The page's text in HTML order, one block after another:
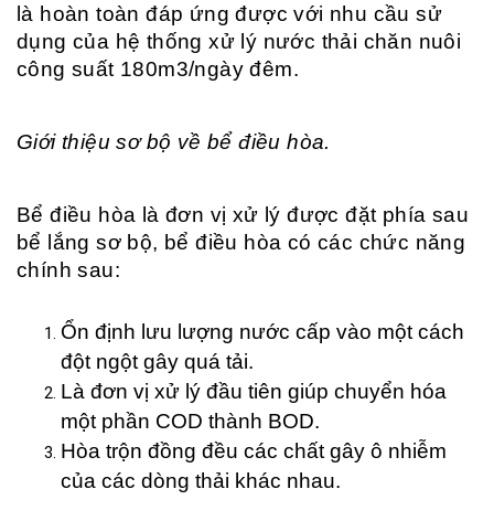
là hoàn toàn đáp ứng được với nhu cầu sử
dụng của hệ thống xử lý nước thải chăn nuôi
công suất 180m3/ngày đêm.
Giới thiệu sơ bộ về bể điều hòa.
Bể điều hòa là đơn vị xử lý được đặt phía sau
bể lắng sơ bộ, bể điều hòa có các chức năng
chính sau:
Ổn định lưu lượng nước cấp vào một cách
đột ngột gây quá tải.
Là đơn vị xử lý đầu tiên giúp chuyển hóa
một phần COD thành BOD.
Hòa trộn đồng đều các chất gây ô nhiễm
của các dòng thải khác nhau.